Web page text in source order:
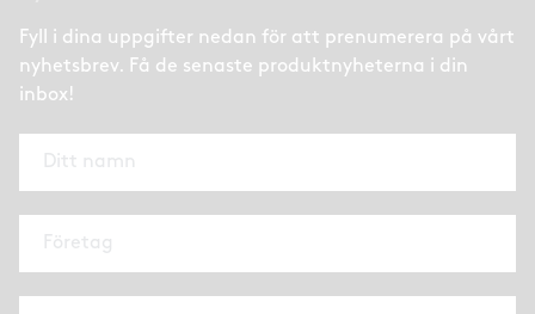
Fyll i dina uppgifter nedan för att prenumerera på vårt
nyhetsbrev. Få de senaste produktnyheterna i din
inbox!